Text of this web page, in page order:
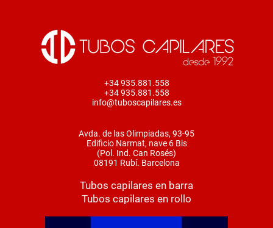
+34 935.881.558
+34 935.881.558
info@tuboscapilares.es
Avda. de las Olimpiadas, 93-95
Edificio Narmat, nave 6 Bis
(Pol. Ind. Can Rosés)
08191 Rubí. Barcelona
Tubos capilares en barra
Tubos capilares en rollo